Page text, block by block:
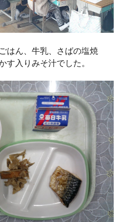
はん、牛乳、さばの塩焼
す入りみそ汁でした。